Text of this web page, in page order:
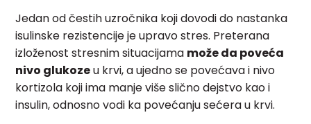
Jedan od čestih uzročnika koji dovodi do nastanka
isulinske rezistencije je upravo stres. Preterana
izloženost stresnim situacijama može da poveća
nivo glukozeu krvi, a ujedno se povećava i nivo
kortizola koji ima manje više slično dejstvo kao i
insulin, odnosno vodi ka povećanju sećera u krvi.